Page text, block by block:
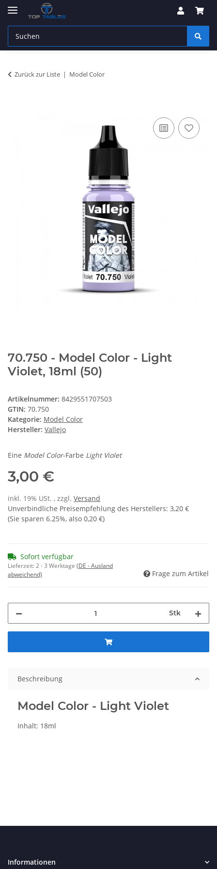
Zurück zur Liste Model Color
70.750 - Model Color - Light
Violet, 18ml (50)
Artikelnummer: 8429551707503
GTIN: 70.750
Kategorie: Model Color
Hersteller: Vallejo
Eine Model Color-Farbe Light Violet
3,00 €
inkl. 19% USt. , zzgl. Versand
Unverbindliche Preisempfehlung des Herstellers: 3,20 €
(Sie sparen 6.25%, also 0,20 €)
Sofort verfügbar
Lieferzeit:2 - 3 Werktage (DE - Ausland
abweichend)
Frage zum Artikel
Stk
Beschreibung
Model Color - Light Violet
Inhalt: 18ml
Informationen